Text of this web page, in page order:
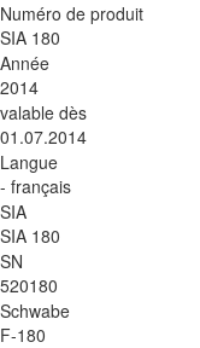
Numéro de produit
SIA 180
Année
2014
valable dès
01.07.2014
Langue
- français
SIA
SIA 180
SN
520180
Schwabe
F-180